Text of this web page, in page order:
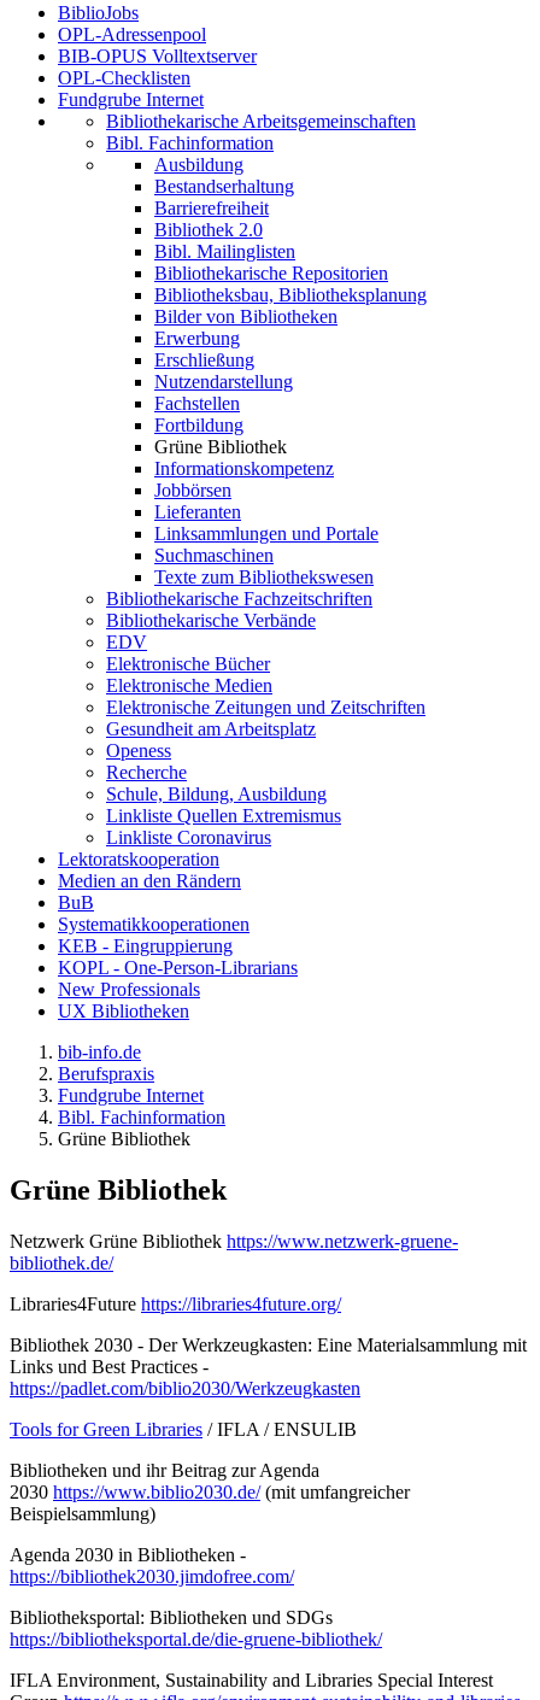
BiblioJobs
OPL-Adressenpool
BIB-OPUS Volltextserver
OPL-Checklisten
Fundgrube Internet
Bibliothekarische Arbeitsgemeinschaften
Bibl. Fachinformation
Ausbildung
Bestandserhaltung
Barrierefreiheit
Bibliothek 2.0
Bibl. Mailinglisten
Bibliothekarische Repositorien
Bibliotheksbau, Bibliotheksplanung
Bilder von Bibliotheken
Erwerbung
Erschließung
Nutzendarstellung
Fachstellen
Fortbildung
Grüne Bibliothek
Informationskompetenz
Jobbörsen
Lieferanten
Linksammlungen und Portale
Suchmaschinen
Texte zum Bibliothekswesen
Bibliothekarische Fachzeitschriften
Bibliothekarische Verbände
EDV
Elektronische Bücher
Elektronische Medien
Elektronische Zeitungen und Zeitschriften
Gesundheit am Arbeitsplatz
Openess
Recherche
Schule, Bildung, Ausbildung
Linkliste Quellen Extremismus
Linkliste Coronavirus
Lektoratskooperation
Medien an den Rändern
BuB
Systematikkooperationen
KEB - Eingruppierung
KOPL - One-Person-Librarians
New Professionals
UX Bibliotheken
bib-info.de
Berufspraxis
Fundgrube Internet
Bibl. Fachinformation
Grüne Bibliothek
Grüne Bibliothek
Netzwerk Grüne Bibliothek https://www.netzwerk-gruene-
bibliothek.de/
Libraries4Future https://libraries4future.org/
Bibliothek 2030 - Der Werkzeugkasten: Eine Materialsammlung mit
Links und Best Practices -
https://padlet.com/biblio2030/Werkzeugkasten
Tools for Green Libraries / IFLA / ENSULIB
Bibliotheken und ihr Beitrag zur Agenda
2030 https://www.biblio2030.de/(mit umfangreicher
Beispielsammlung)
Agenda 2030 in Bibliotheken -
https://bibliothek2030.jimdofree.com/
Bibliotheksportal: Bibliotheken und SDGs
https://bibliotheksportal.de/die-gruene-bibliothek/
IFLA Environment, Sustainability and Libraries Special Interest